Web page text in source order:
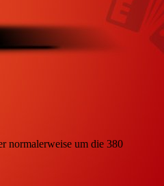
normalerweise um die 380